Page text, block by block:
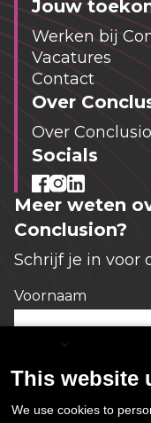
Jouw
Werken bij
Vacatures
Contact
Over
Over
Socials
Meer weten
Conclusion?
Schrijf je in voor
Voornaam
E-mailadres *
This website
We use cookies to